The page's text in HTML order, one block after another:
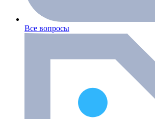
Все вопросы